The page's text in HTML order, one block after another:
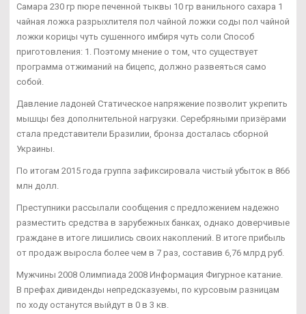
Самара 230 гр пюре печенной тыквы 10 гр ванильного сахара 1
чайная ложка разрыхлителя пол чайной ложки соды пол чайной
ложки корицы чуть сушенного имбиря чуть соли Способ
приготовления: 1. Поэтому мнение о том, что существует
программа отжиманий на бицепс, должно развеяться само
собой.
Давление ладоней Статическое напряжение позволит укрепить
мышцы без дополнительной нагрузки. Серебряными призёрами
стала представители Бразилии, бронза досталась сборной
Украины.
По итогам 2015 года группа зафиксировала чистый убыток в 866
млн долл.
Преступники рассылали сообщения с предложением надежно
разместить средства в зарубежных банках, однако доверчивые
граждане в итоге лишились своих накоплений. В итоге прибыль
от продаж выросла более чем в 7 раз, составив 6,76 млрд руб.
Мужчины 2008 Олимпиада 2008 Информация Фигурное катание.
В префах дивиденды непредсказуемы, по курсовым разницам
по ходу останутся выйдут в 0 в 3 кв.